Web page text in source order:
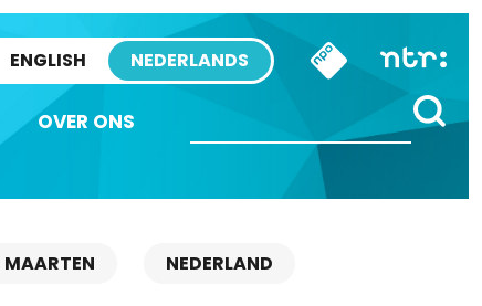
ENGLISH NEDERLANDS
OVER ONS
MAARTEN NEDERLAND